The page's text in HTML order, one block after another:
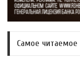
Самое читаемое